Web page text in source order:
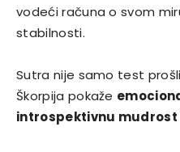
vodeći računa o svom
stabilnosti.
Sutra nije samo test
Škorpija pokaže
introspektivnu mudrost